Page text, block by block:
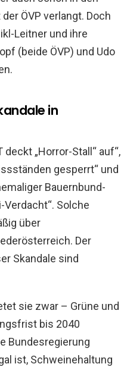
ÖVP verlangt. Doch
Leitner und ihre
(beide ÖVP) und Udo
in
„Horror-Stall“ auf“,
gesperrt“ und
Bauernbund-
Solche
über
Der
Skandale sind
sie zwar – Grüne und
bis 2040
Bundesregierung
ist, Schweinehaltung